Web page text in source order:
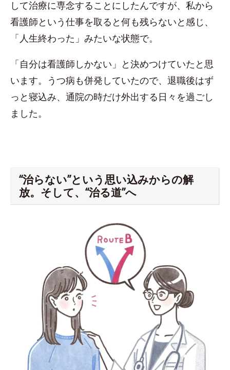
して治療に専念することにしたんですが、私から
看護師という仕事を取ると何も残らないと感じ、
「人生終わった」みたいな状態で。
「自分は看護師しかない」と決めつけていたと思
います。うつ病も併発していたので、退職後はず
っと寝込み、通院の時だけ外出する日々を過ごし
ました。
“治らない”という思い込みからの解
放。そして、“治る道”へ